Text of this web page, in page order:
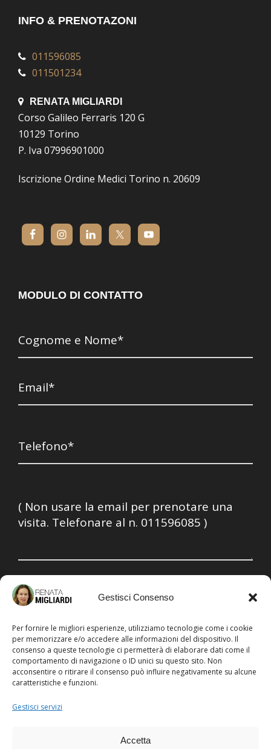
Gestisci Consenso
Per fornire le migliori esperienze, utilizziamo tecnologie come i cookie
per memorizzare e/o accedere alle informazioni del dispositivo. Il
consenso a queste tecnologie ci permetterà di elaborare dati come il
comportamento di navigazione o ID unici su questo sito. Non
acconsentire o ritirare il consenso può influire negativamente su alcune
caratteristiche e funzioni.
Gestisci servizi
Accetta
INFO & PRENOTAZONI
011596085
011501234
RENATA MIGLIARDI
Corso Galileo Ferraris 120 G
10129 Torino
P. Iva 07996901000
Iscrizione Ordine Medici Torino n. 20609
MODULO DI CONTATTO
Corso Galileo Ferraris 120-g - 10129 Torino
P. Iva 07996901000